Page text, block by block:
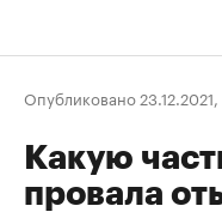
Опубликовано
Какую
провала